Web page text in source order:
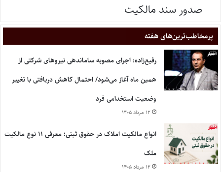
صدور سند مالکیت
پر‌مخاطب‌ترین‌های هفته
رفیع‌زاده: اجرای مصوبه ساماندهی نیروهای شرکتی از
همین ماه آغاز می‌شود/ احتمال کاهش دریافتی با تغییر
وضعیت استخدامی فرد
۱۲ مرداد ۱۴۰۵
انواع مالکیت املاک در حقوق ثبتی؛ معرفی ۱۱ نوع مالکیت
ملک
۱۲ مرداد ۱۴۰۵